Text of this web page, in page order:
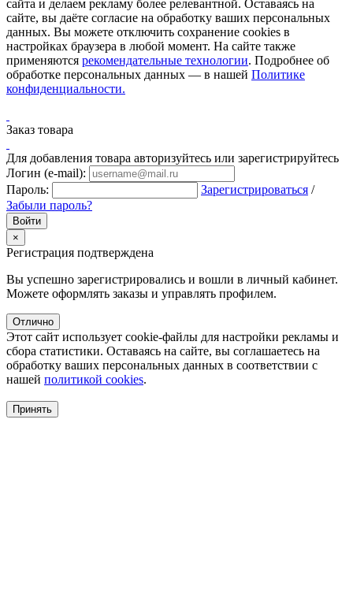
сайта и делаем рекламу более релевантной. Оставаясь на
сайте, вы даёте согласие на обработку ваших персональных
данных. Вы можете отключить сохранение cookies в
настройках браузера в любой момент. На сайте также
применяются рекомендательные технологии. Подробнее об
обработке персональных данных — в нашей Политике
конфиденциальности.
Заказ товара
Для добавления товара авторизуйтесь или зарегистрируйтесь
Логин (e-mail):
Пароль:
Зарегистрироваться /
Забыли пароль?
×
Регистрация подтверждена
Вы успешно зарегистрировались и вошли в личный кабинет.
Можете оформлять заказы и управлять профилем.
Отлично
Этот сайт использует cookie-файлы для настройки рекламы и
сбора статистики. Оставаясь на сайте, вы соглашаетесь на
обработку ваших персональных данных в соответствии с
нашей политикой cookies.
Принять